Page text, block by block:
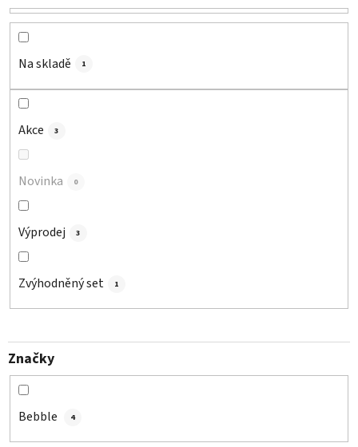
r
u
Na skladě 1
Akce 3
Novinka 0
Výprodej 3
Zvýhodněný set 1
Značky
Bebble 4